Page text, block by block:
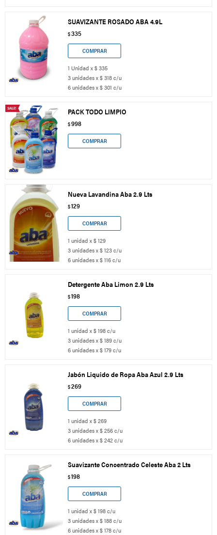
SUAVIZANTE ROSADO ABA 4.9L
$335
1 Unidad x $ 335
3 unidades x $ 318 c/u
6 unidades x $ 301 c/u
PACK TODO LIMPIO
$998
Nueva Lavandina Aba 2.9 Lts
$129
1 unidad x $ 129
3 unidades x $ 123 c/u
6 unidades x $ 116 c/u
Detergente Aba Limon 2.9 Lts
$198
1 unidad x $ 198 c/u
3 unidades x $ 189 c/u
6 unidades x $ 179 c/u
Jabón Liquido de Ropa Aba Azul 2.9 Lts
$269
1 unidad x $ 269
3 unidades x $ 256 c/u
6 unidades x $ 242 c/u
Suavizante Concentrado Celeste Aba 2 Lts
$198
1 unidad x $ 198 c/u
3 unidades x $ 188 c/u
6 unidades x $ 178 c/u